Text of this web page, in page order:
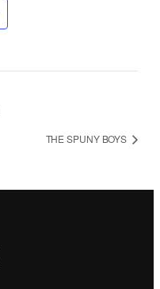
THE SPUNY BOYS